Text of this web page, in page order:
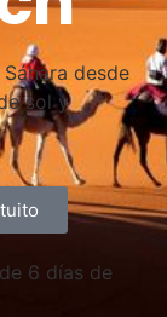
desde
sol y
6 días de